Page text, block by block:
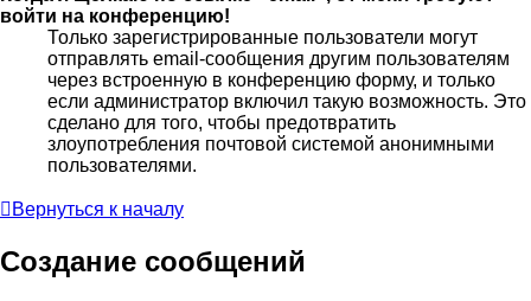
войти на конференцию!
Только зарегистрированные пользователи могут
отправлять email-сообщения другим пользователям
через встроенную в конференцию форму, и только
если администратор включил такую возможность. Это
сделано для того, чтобы предотвратить
злоупотребления почтовой системой анонимными
пользователями.
Вернуться к началу
Создание сообщений